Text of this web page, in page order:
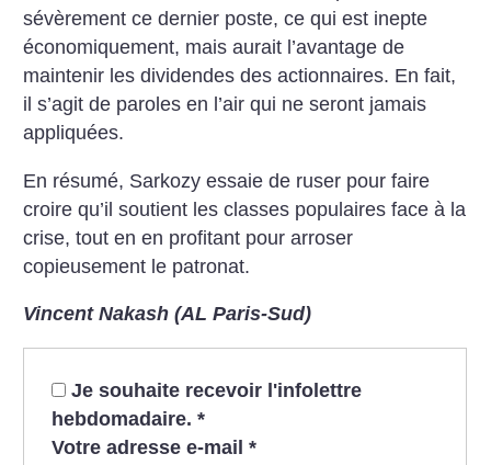
sévèrement ce dernier poste, ce qui est inepte
économiquement, mais aurait l’avantage de
maintenir les dividendes des actionnaires. En fait,
il s’agit de paroles en l’air qui ne seront jamais
appliquées.
En résumé, Sarkozy essaie de ruser pour faire
croire qu’il soutient les classes populaires face à la
crise, tout en en profitant pour arroser
copieusement le patronat.
Vincent Nakash (AL Paris-Sud)
Je souhaite recevoir l'infolettre
hebdomadaire. *
Votre adresse e-mail *